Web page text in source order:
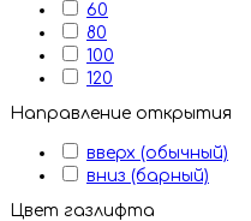
60
80
100
120
Направление открытия
вверх (обычный)
вниз (барный)
Цвет газлифта